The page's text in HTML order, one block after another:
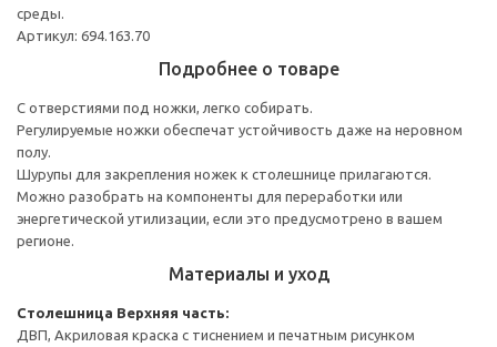
среды.
Артикул: 694.163.70
Подробнее о товаре
С отверстиями под ножки, легко собирать.
Регулируемые ножки обеспечат устойчивость даже на неровном
полу.
Шурупы для закрепления ножек к столешнице прилагаются.
Можно разобрать на компоненты для переработки или
энергетической утилизации, если это предусмотрено в вашем
регионе.
Материалы и уход
Столешница Верхняя часть:
ДВП, Акриловая краска с тиснением и печатным рисунком